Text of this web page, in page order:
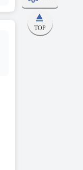
TOP